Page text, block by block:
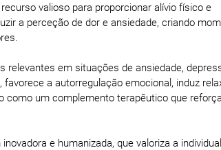
valioso para proporcionar alívio físico e
a perceção de dor e ansiedade, criando
relevantes em situações de ansiedade,
a autorregulação emocional, induz
como um complemento terapêutico que
e humanizada, que valoriza a